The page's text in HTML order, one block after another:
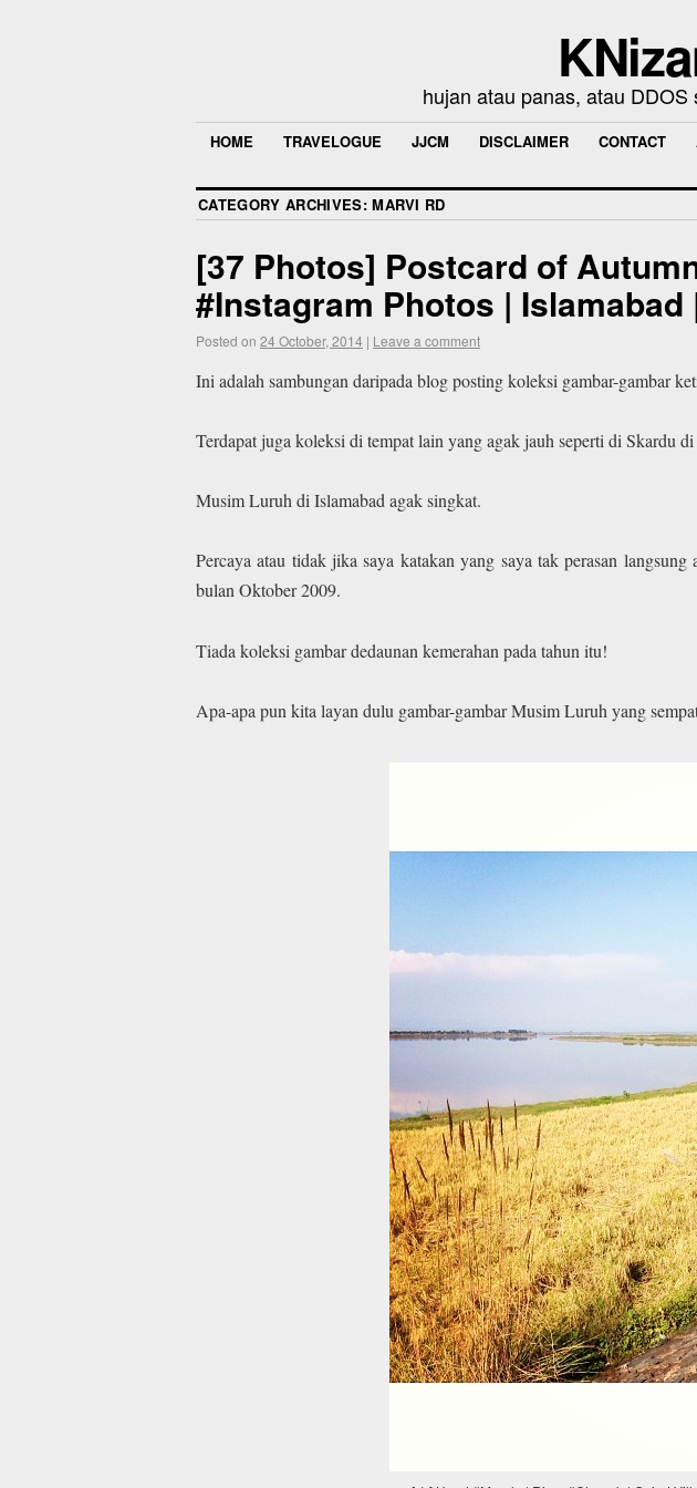
hujan atau panas, atau
HOME TRAVELOGUE JJCM DISCLAIMER CONTACT
CATEGORY ARCHIVES:MARVI RD
[37 Photos] Postcard of
#Instagram Photos | Islamabad
Posted on 24 October, 2014 | Leave a comment
Ini adalah sambungan daripada blog posting koleksi gambar-gambar
Terdapat juga koleksi di tempat lain yang agak jauh seperti di Skardu
Musim Luruh di Islamabad agak singkat.
Percaya atau tidak jika saya katakan yang saya tak perasan
bulan Oktober 2009.
Tiada koleksi gambar dedaunan kemerahan pada tahun itu!
Apa-apa pun kita layan dulu gambar-gambar Musim Luruh yang